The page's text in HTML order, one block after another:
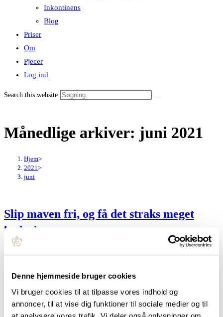
Denne hjemmeside bruger cookies
Vi bruger cookies til at tilpasse vores indhold og
annoncer, til at vise dig funktioner til sociale medier og til
Inkontinens
Blog
Priser
Om
Pjecer
Log ind
Search this website
Månedlige arkiver: juni 2021
Hjem>
2021 >
juni
Slip maven fri, og få det straks meget
bedre!
Post author:Hanne Sofie
Post category:Blog indlæg
Slip maven fri - og få det straks meget bedre Går du nogen gange og
trækker maven ind? Nej, nej - selvfølgelig gør du ikke